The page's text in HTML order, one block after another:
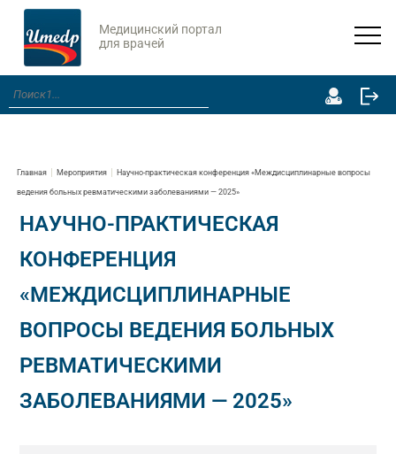
Медицинский портал
для врачей
Главная Мероприятия Научно-практическая конференция «Междисциплинарные вопросы
ведения больных ревматическими заболеваниями — 2025»
НАУЧНО-ПРАКТИЧЕСКАЯ
КОНФЕРЕНЦИЯ
«МЕЖДИСЦИПЛИНАРНЫЕ
ВОПРОСЫ ВЕДЕНИЯ БОЛЬНЫХ
РЕВМАТИЧЕСКИМИ
ЗАБОЛЕВАНИЯМИ — 2025»